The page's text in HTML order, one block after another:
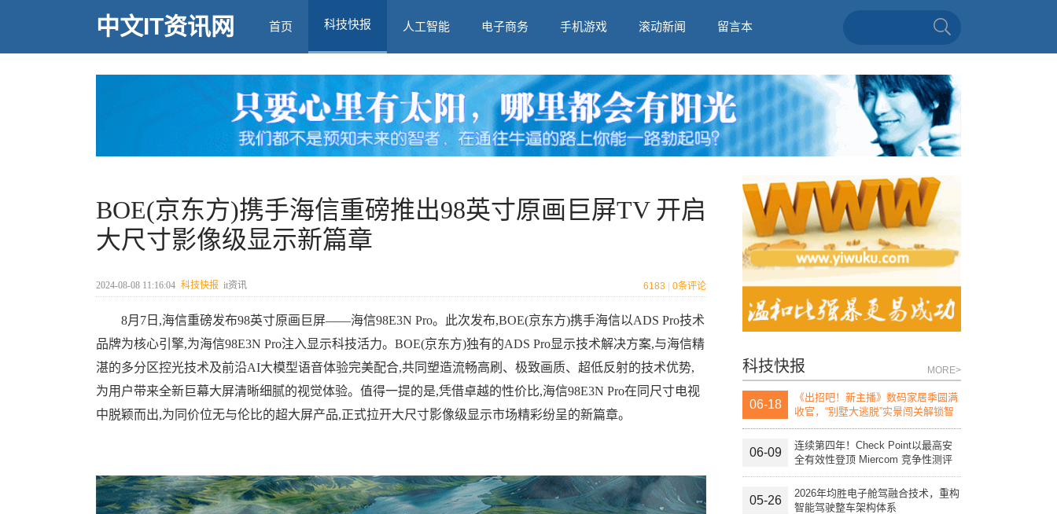
中文IT资讯网 首页 科技快报 人工智能 电子商务 手机游戏 滚动新闻 留言本
BOE(京东方)携手海信重磅推出98英寸原画巨屏TV 开启
大尺寸影像级显示新篇章
2024-08-08 11:16:04 科技快报 it资讯 6183 0条评论
8月7日,海信重磅发布98英寸原画巨屏——海信98E3N Pro。此次发布,BOE(京东方)携手海信以ADS Pro技术
品牌为核心引擎,为海信98E3N Pro注入显示科技活力。BOE(京东方)独有的ADS Pro显示技术解决方案,与海信精
湛的多分区控光技术及前沿AI大模型语音体验完美配合,共同塑造流畅高刷、极致画质、超低反射的技术优势,
为用户带来全新巨幕大屏清晰细腻的视觉体验。值得一提的是,凭借卓越的性价比,海信98E3N Pro在同尺寸电视
中脱颖而出,为同价位无与伦比的超大屏产品,正式拉开大尺寸影像级显示市场精彩纷呈的新篇章。
科技快报 MORE>
06-18
《出招吧！新主播》数码家居季圆满
收官，“别墅大逃脱”实景闯关解锁智
06-09
连续第四年！Check Point以最高安
全有效性登顶 Miercom 竞争性测评
05-26
2026年均胜电子舱驾融合技术，重构
智能驾驶整车架构体系